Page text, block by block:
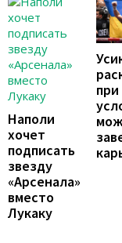
Наполи
хочет
подписать
звезду
«Арсенала»
вместо
Лукаку
при